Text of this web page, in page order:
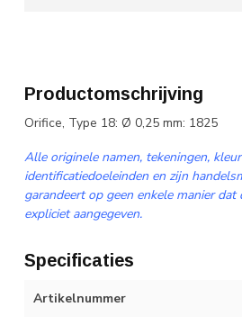
Productomschrijving
Orifice, Type 18: Ø 0,25 mm: 1825
Alle originele namen, tekeningen,
identificatiedoeleinden en zijn
garandeert op geen enkele manier
expliciet aangegeven.
Specificaties
Artikelnummer